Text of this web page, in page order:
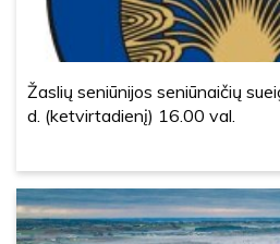
Žaslių seniūnijos seniūnaičių
d. (ketvirtadienį) 16.00 val.